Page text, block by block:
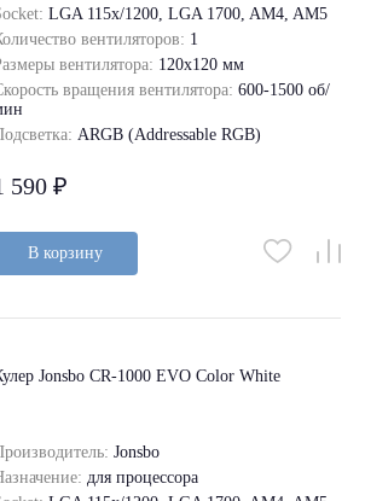
LGA 115x/1200, LGA 1700, AM4, AM5
вентиляторов: 1
вентилятора: 120x120 мм
вращения вентилятора: 600-1500 об/
ARGB (Addressable RGB)
590 ₽
В корзину
Jonsbo CR-1000 EVO Color White
Jonsbo
для процессора